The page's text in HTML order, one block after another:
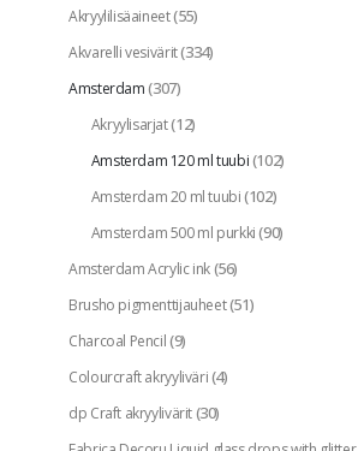
Akryylilisäaineet(55)
Akvarelli vesivärit(334)
Amsterdam(307)
Akryylisarjat(12)
Amsterdam 120 ml tuubi(102)
Amsterdam 20 ml tuubi(102)
Amsterdam 500 ml purkki(90)
Amsterdam Acrylic ink(56)
Brusho pigmenttijauheet(51)
Charcoal Pencil(9)
Colourcraft akryyliväri(4)
dp Craft akryylivärit(30)